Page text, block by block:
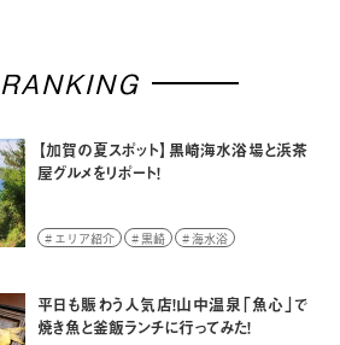
RANKING
【加賀の夏スポット】黒崎海水浴場と浜茶
屋グルメをリポート！
エリア紹介 黒崎 海水浴
平日も賑わう人気店！山中温泉「魚心」で
焼き魚と釜飯ランチに行ってみた！